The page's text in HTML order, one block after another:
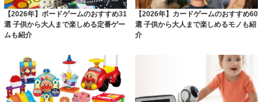
【2026年】ボードゲームのおすすめ31
選 子供から大人まで楽しめる定番ゲー
ムも紹介
【2026年】カードゲームのおすすめ60
選 子供から大人まで楽しめるモノも紹
介